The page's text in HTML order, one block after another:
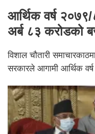
आर्थिक वर्ष
अर्ब ८३ करोडको
विशाल चौतारी
सरकारले आगामी आर्थिक